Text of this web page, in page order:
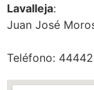
Lavalleja:
Juan José
Teléfono: